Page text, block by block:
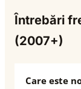
Întrebări
(2007+)
Care este